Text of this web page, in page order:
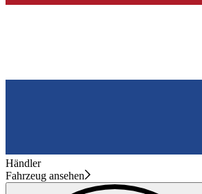
Händler
Fahrzeug ansehen